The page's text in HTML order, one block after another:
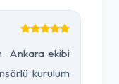
Ankara ekibi
kurulum